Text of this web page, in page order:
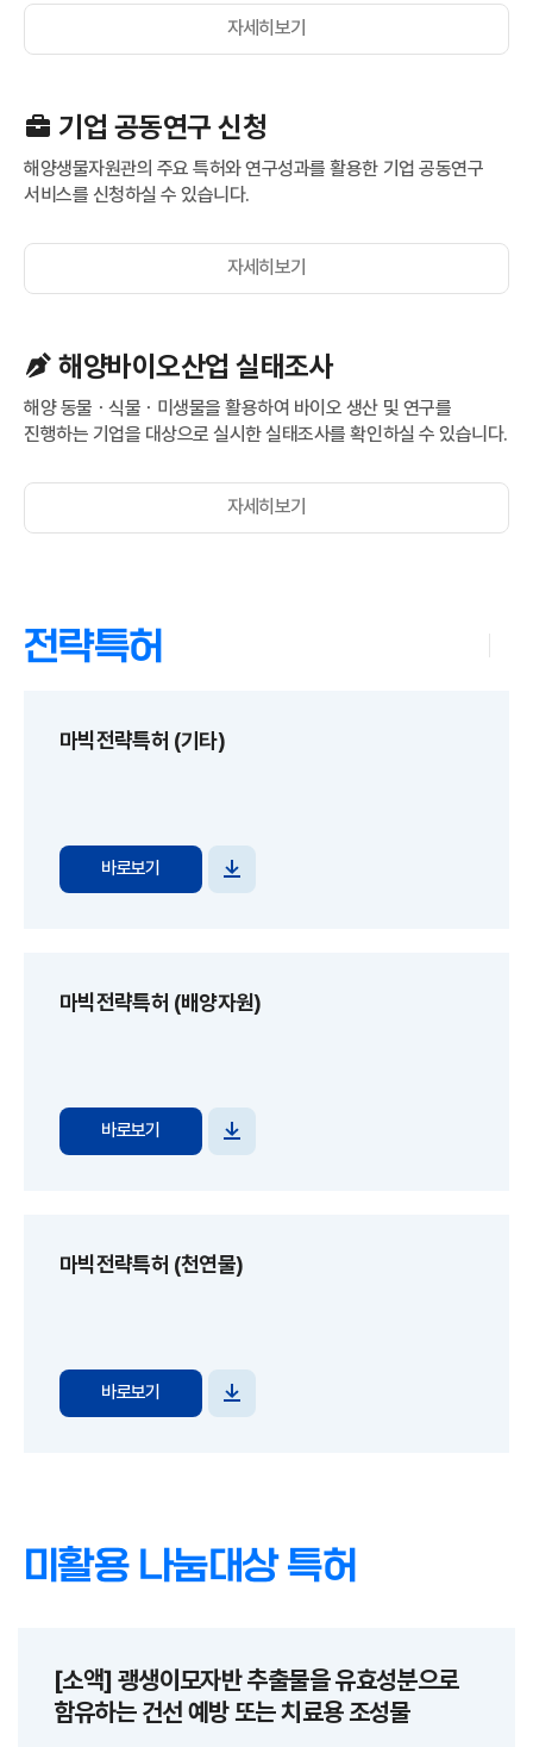
자세히보기
기업 공동연구 신청
해양생물자원관의 주요 특허와 연구성과를 활용한 기업 공동연구
서비스를 신청하실 수 있습니다.
자세히보기
해양바이오산업 실태조사
해양 동물ㆍ식물ㆍ미생물을 활용하여 바이오 생산 및 연구를
진행하는 기업을 대상으로 실시한 실태조사를 확인하실 수 있습니다.
자세히보기
전략특허
마빅전략특허 (기타)
바로보기
파일
마빅전략특허 (배양자원)
바로보기
파일
마빅전략특허 (천연물)
바로보기
파일
미활용 나눔대상 특허
[소액] 괭생이모자반 추출물을 유효성분으로
함유하는 건선 예방 또는 치료용 조성물